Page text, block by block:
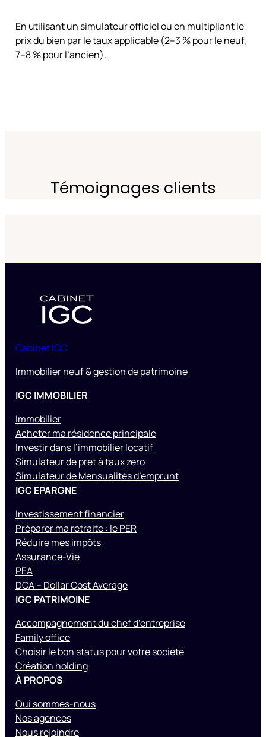
En utilisant un simulateur officiel ou en multipliant le
prix du bien par le taux applicable (2–3 % pour le neuf,
7–8 % pour l’ancien).
Témoignages clients
Cabinet IGC
Immobilier neuf & gestion de patrimoine
IGC IMMOBILIER
Immobilier
Acheter ma résidence principale
Investir dans l’immobilier locatif
Simulateur de pret à taux zero
Simulateur de Mensualités d’emprunt
IGC EPARGNE
Investissement financier
Préparer ma retraite : le PER
Réduire mes impôts
Assurance-Vie
PEA
DCA – Dollar Cost Average
IGC PATRIMOINE
Accompagnement du chef d’entreprise
Family office
Choisir le bon status pour votre société
Création holding
À PROPOS
Qui sommes-nous
Nos agences
Nous rejoindre